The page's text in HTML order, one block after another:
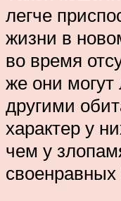
легче
жизни в
во время
же они могут
другими
характер у
чем у